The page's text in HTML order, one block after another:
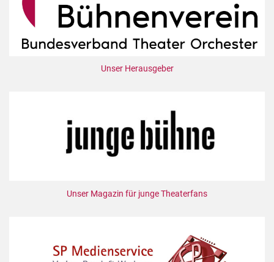
Unser Herausgeber
Unser Magazin für junge Theaterfans